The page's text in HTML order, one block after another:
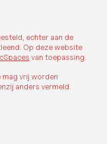
echter aan de
Op deze website
van toepassing.
vrij worden
anders vermeld.